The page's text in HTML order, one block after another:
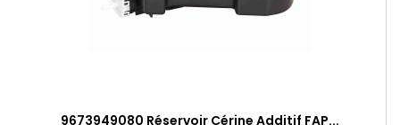
9673949080 Réservoir Cérine Additif FAP...